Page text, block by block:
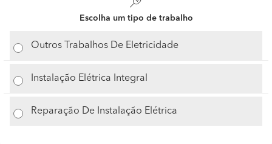
Escolha um tipo de trabalho
Outros Trabalhos De Eletricidade
Instalação Elétrica Integral
Reparação De Instalação Elétrica